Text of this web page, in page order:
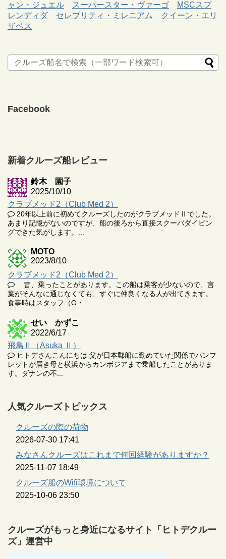
ャン・ジュエル
スーパースター・ヴァーゴ
MSCスプ
レンディダ
セレブリティ・ミレニアム
クイーン・エリ
ザベス
Facebook
新着クルーズ船レビュー
鈴木 園子
2025/10/10
クラブメッド2（Club Med 2）
20年以上前に初めてクルーズしたのがクラブメッドⅡでした。
あまり記憶がないのですが、船の後ろから直接スクーバダイビン
グできた気がします。...
MOTO
2023/8/10
クラブメッド2（Club Med 2）
昔、乗ったことがあります。この船は乗客が少ないので、言
葉がそんなに通じなくても、すぐに仲良くなる人が出てきます。
食事時はスタッフ（G・...
せい かずこ
2022/6/17
飛鳥Ⅱ（Asuka Ⅱ）
ヒトデさんこんにちは 父が日本郵船に勤めていた関係でパンフ
レットが届き母と横浜からカンボジアまで乗船したことがありま
す。ダナンの不...
人気クルーズトピックス
クルーズの際の荷物
2026-07-30 17:41
みなさんクルーズはこれまで何回経験がありますか？
2025-11-07 18:49
クルーズ船のWifi環境について
2025-10-06 23:50
クルーズがもっと身近になるサイト「ヒトデクルー
ズ」運営中